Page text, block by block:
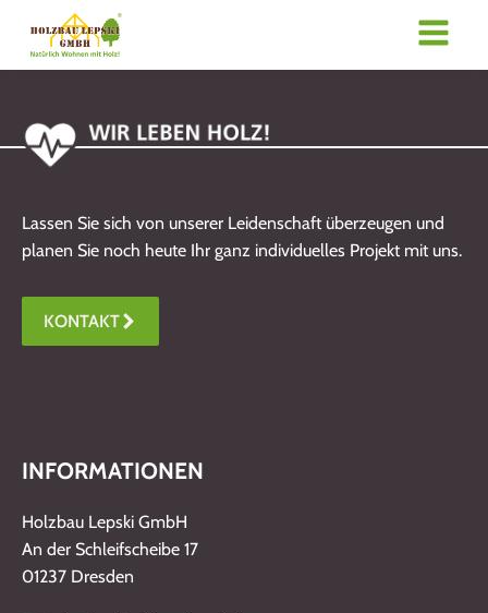
Lassen Sie sich von unserer Leidenschaft überzeugen und
planen Sie noch heute Ihr ganz individuelles Projekt mit uns.
KONTAKT
INFORMATIONEN
Holzbau Lepski GmbH
An der Schleifscheibe 17
01237 Dresden